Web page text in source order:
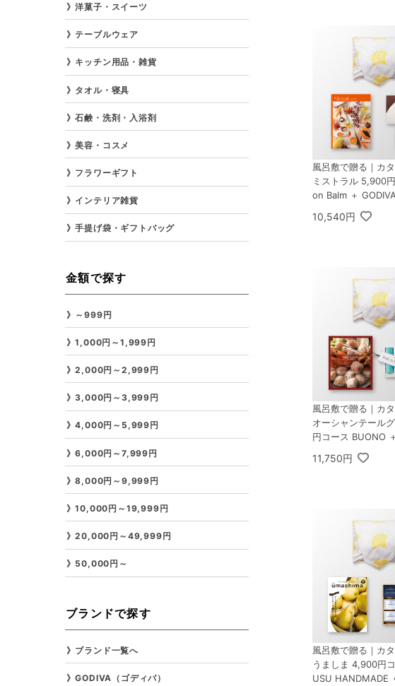
風呂敷で贈る｜カ
ミストラル 5,900
on Balm ＋
ラングドシャクッ
メント 30枚入
10,540円
風呂敷で贈る｜カ
オーシャンテール
円コース BUONO
スト バスソルトセ
11,750円
風呂敷で贈る｜カ
うましま 4,900円
USU HANDMADE
洋菓子・スイーツ
テーブルウェア
キッチン用品・雑貨
タオル・寝具
石鹸・洗剤・入浴剤
美容・コスメ
フラワーギフト
インテリア雑貨
手提げ袋・ギフトバッグ
金額で探す
～999円
1,000円～1,999円
2,000円～2,999円
3,000円～3,999円
4,000円～5,999円
6,000円～7,999円
8,000円～9,999円
10,000円～19,999円
20,000円～49,999円
50,000円～
ブランドで探す
ブランド一覧へ
GODIVA（ゴディバ）